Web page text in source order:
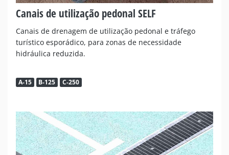
Canais de utilização pedonal SELF
Canais de drenagem de utilização pedonal e tráfego
turístico esporádico, para zonas de necessidade
hidráulica reduzida.
A-15 B-125 C-250